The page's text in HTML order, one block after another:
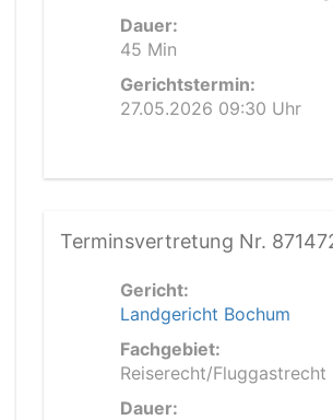
Dauer:
45 Min
Gerichtstermin:
27.05.2026 09:30 Uhr
Terminsvertretung Nr.
Gericht:
Landgericht Bochum
Fachgebiet:
Reiserecht/Fluggastrecht
Dauer: